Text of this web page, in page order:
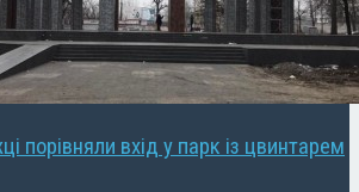
порівняли вхід у парк із цвинтарем